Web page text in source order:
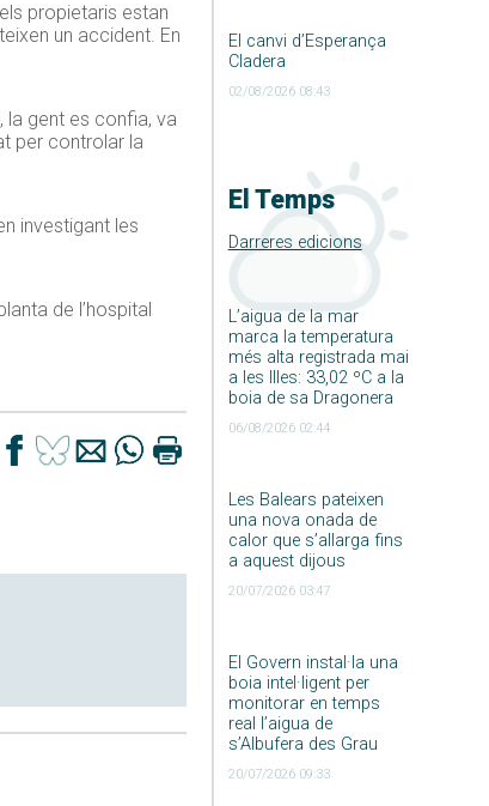
El canvi d’Esperança
Cladera
02/08/2026 08:43
El Temps
Darreres edicions
L’aigua de la mar
marca la temperatura
més alta registrada mai
a les Illes: 33,02 ºC a la
boia de sa Dragonera
06/08/2026 02:44
Les Balears pateixen
una nova onada de
calor que s’allarga fins
a aquest dijous
20/07/2026 03:47
El Govern instal·la una
boia intel·ligent per
monitorar en temps
real l’aigua de
s’Albufera des Grau
20/07/2026 09:33
propietaris estan
un accident. En
la gent es confia, va
per controlar la
investigant les
de l’hospital